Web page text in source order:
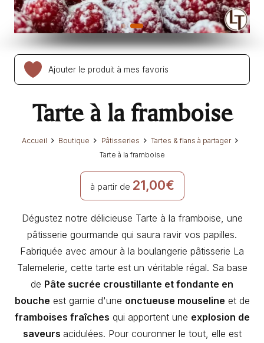
Ajouter le produit à mes favoris
Tarte à la framboise
Accueil Boutique Pâtisseries
Tartes & flans à partager
Tarte à la framboise
à partir de 21,00€
Dégustez notre délicieuse Tarte à la framboise, une
pâtisserie gourmande qui saura ravir vos papilles.
Fabriquée avec amour à la boulangerie pâtisserie La
Talemelerie, cette tarte est un véritable régal. Sa base
de Pâte sucrée croustillante et fondante en
bouche est garnie d'une onctueuse mouseline et de
framboises fraîches qui apportent une explosion de
saveurs acidulées. Pour couronner le tout, elle est